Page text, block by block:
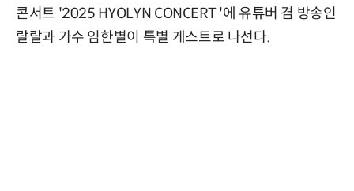
콘서트 '2025 HYOLYN CONCERT'에 유튜버 겸 방송인
랄랄과 가수 임한별이 특별 게스트로 나선다.